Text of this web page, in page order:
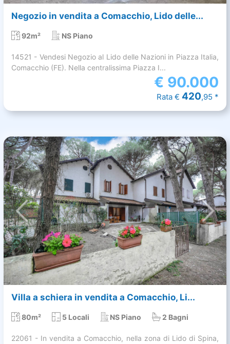
Negozio in vendita a Comacchio, Lido delle...
92m² NS Piano
14521 - Vendesi Negozio al Lido delle Nazioni in Piazza Italia,
Comacchio (FE). Nella centralissima Piazza I...
€ 90.000
Rata € 420,95 *
Villa a schiera in vendita a Comacchio, Li...
80m² 5 Locali NS Piano 2 Bagni
22061 - In vendita a Comacchio, nella zona di Lido di Spina,